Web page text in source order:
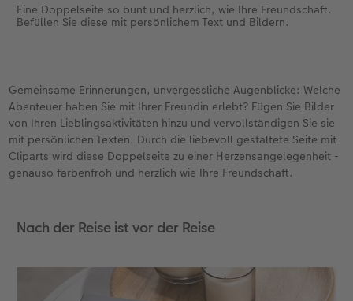
Eine Doppelseite so bunt und herzlich, wie Ihre Freundschaft.
Befüllen Sie diese mit persönlichem Text und Bildern.
Gemeinsame Erinnerungen, unvergessliche Augenblicke: Welche
Abenteuer haben Sie mit Ihrer Freundin erlebt? Fügen Sie Bilder
von Ihren Lieblingsaktivitäten hinzu und vervollständigen Sie sie
mit persönlichen Texten. Durch die liebevoll gestaltete Seite mit
Cliparts wird diese Doppelseite zu einer Herzensangelegenheit -
genauso farbenfroh und herzlich wie Ihre Freundschaft.
Nach der Reise ist vor der Reise